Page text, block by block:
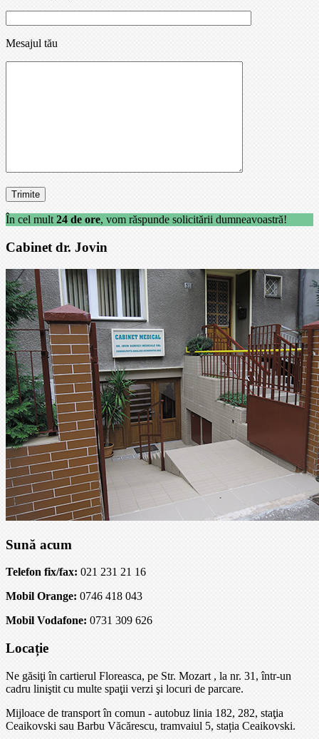
Mesajul tău
În cel mult24 de ore, vom răspunde solicitării dumneavoastră!
Cabinet dr. Jovin
Sună acum
Telefon fix/fax: 021 231 21 16
Mobil Orange: 0746 418 043
Mobil Vodafone: 0731 309 626
Locație
Ne găsiţi în cartierul Floreasca, pe Str. Mozart , la nr. 31, într-un
cadru liniştit cu multe spaţii verzi şi locuri de parcare.
Mijloace de transport în comun - autobuz linia 182, 282, staţia
Ceaikovski sau Barbu Văcărescu, tramvaiul 5, stația Ceaikovski.